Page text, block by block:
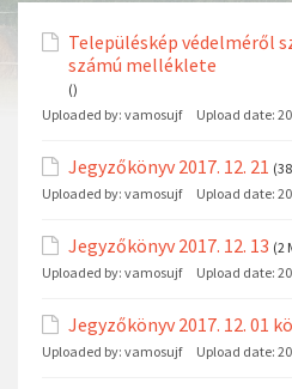
Településkép védelméről
számú melléklete
()
Uploaded by: vamosujf Upload date:
Jegyzőkönyv 2017. 12. 21
Uploaded by: vamosujf Upload date:
Jegyzőkönyv 2017. 12. 13 (2
Uploaded by: vamosujf Upload date:
Jegyzőkönyv 2017. 12. 01
Uploaded by: vamosujf Upload date: